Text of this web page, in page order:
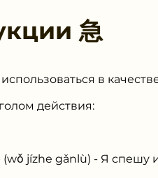
急
в
действия:
(wǒ jízhe gǎnlù) - Я спешу